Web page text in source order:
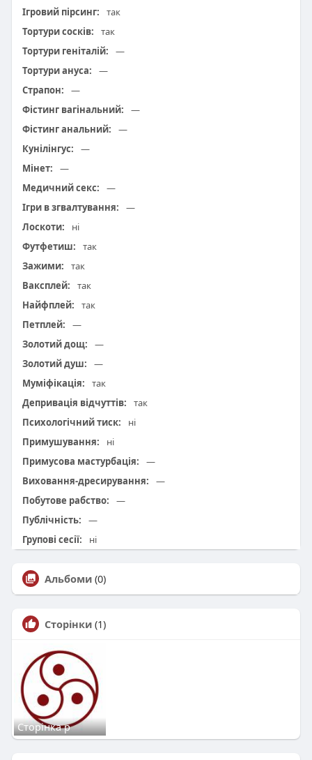
Ігровий пірсинг:
так
Тортури сосків:
так
Тортури геніталій:
—
Тортури ануса:
—
Страпон:
—
Фістинг вагінальний:
—
Фістинг анальний:
—
Кунілінгус:
—
Мінет:
—
Медичний секс:
—
Ігри в згвалтування:
—
Лоскоти:
ні
Футфетиш:
так
Зажими:
так
Ваксплей:
так
Найфплей:
так
Петплей:
—
Золотий дощ:
—
Золотий душ:
—
Муміфікація:
так
Депривація відчуттів:
так
Психологічний тиск:
ні
Примушування:
ні
Примусова мастурбація:
—
Виховання-дресирування:
—
Побутове рабство:
—
Публічність:
—
Групові сесії:
ні
Альбоми (0)
Сторінки (1)
Сторінка р